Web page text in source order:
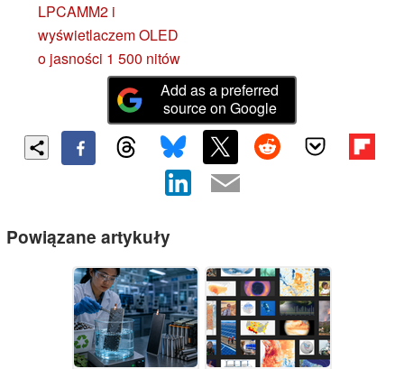
LPCAMM2 i
wyświetlaczem OLED
o jasności 1 500 nitów
Add as a preferred
source on Google
Powiązane artykuły